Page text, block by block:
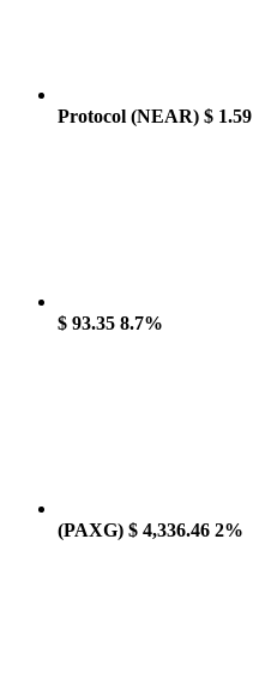
Protocol (NEAR) $ 1.59
$ 93.35 8.7%
(PAXG) $ 4,336.46 2%